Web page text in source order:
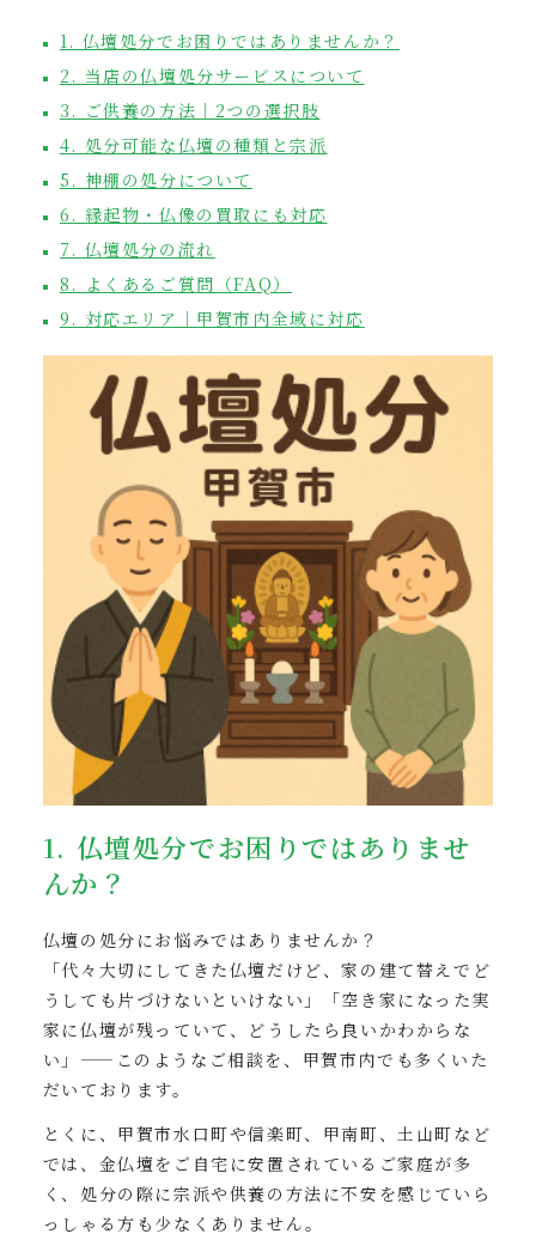
1. 仏壇処分でお困りではありませんか？
2. 当店の仏壇処分サービスについて
3. ご供養の方法｜2つの選択肢
4. 処分可能な仏壇の種類と宗派
5. 神棚の処分について
6. 縁起物・仏像の買取にも対応
7. 仏壇処分の流れ
8. よくあるご質問（FAQ）
9. 対応エリア｜甲賀市内全域に対応
1. 仏壇処分でお困りではありませ
んか？
仏壇の処分にお悩みではありませんか？
「代々大切にしてきた仏壇だけど、家の建て替えでど
うしても片づけないといけない」「空き家になった実
家に仏壇が残っていて、どうしたら良いかわからな
い」——このようなご相談を、甲賀市内でも多くいた
だいております。
とくに、甲賀市水口町や信楽町、甲南町、土山町など
では、金仏壇をご自宅に安置されているご家庭が多
く、処分の際に宗派や供養の方法に不安を感じていら
っしゃる方も少なくありません。